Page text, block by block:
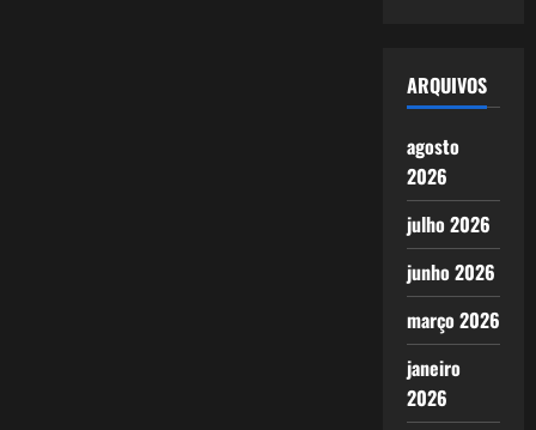
ARQUIVOS
agosto
2026
julho 2026
junho 2026
março 2026
janeiro
2026